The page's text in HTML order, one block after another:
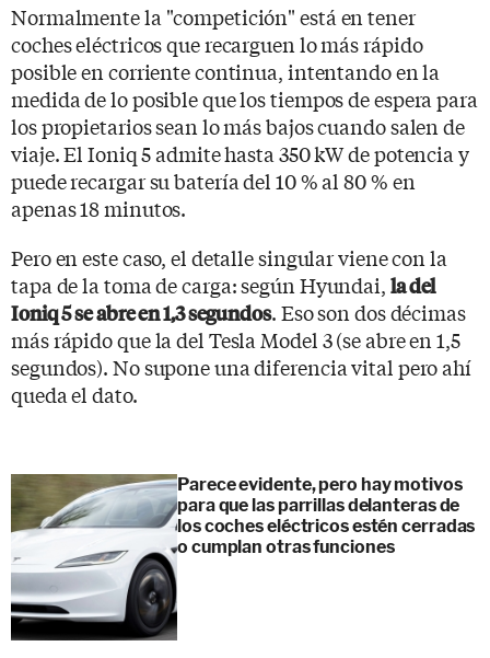
Normalmente la "competición" está en tener
coches eléctricos que recarguen lo más rápido
posible en corriente continua, intentando en la
medida de lo posible que los tiempos de espera para
los propietarios sean lo más bajos cuando salen de
viaje. El Ioniq 5 admite hasta 350 kW de potencia y
puede recargar su batería del 10 % al 80 % en
apenas 18 minutos.
Pero en este caso, el detalle singular viene con la
tapa de la toma de carga: según Hyundai, la del
Ioniq 5 se abre en 1,3 segundos. Eso son dos décimas
más rápido que la del Tesla Model 3 (se abre en 1,5
segundos). No supone una diferencia vital pero ahí
queda el dato.
Parece evidente, pero hay motivos
para que las parrillas delanteras de
los coches eléctricos estén cerradas
o cumplan otras funciones